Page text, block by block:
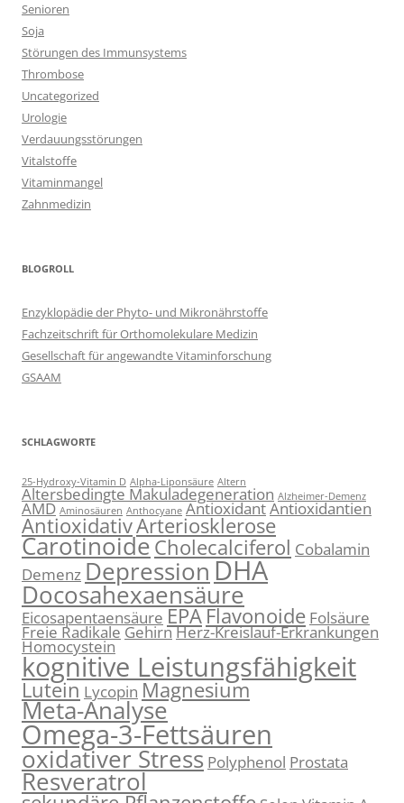
Senioren
Soja
Störungen des Immunsystems
Thrombose
Uncategorized
Urologie
Verdauungsstörungen
Vitalstoffe
Vitaminmangel
Zahnmedizin
BLOGROLL
Enzyklopädie der Phyto- und Mikronährstoffe
Fachzeitschrift für Orthomolekulare Medizin
Gesellschaft für angewandte Vitaminforschung
GSAAM
SCHLAGWORTE
25-Hydroxy-Vitamin D Alpha-Liponsäure Altern
Altersbedingte Makuladegeneration Alzheimer-Demenz
AMD Aminosäuren Anthocyane AntioxidantAntioxidantien
AntioxidativArteriosklerose
CarotinoideCholecalciferol Cobalamin
Demenz DepressionDHA
Docosahexaensäure
Eicosapentaensäure EPAFlavonoide Folsäure
Freie RadikaleGehirnHerz-Kreislauf-Erkrankungen
Homocystein
kognitive Leistungsfähigkeit
Lutein Lycopin Magnesium
Meta-Analyse
Omega-3-Fettsäuren
oxidativer Stress Polyphenol Prostata
Resveratrol